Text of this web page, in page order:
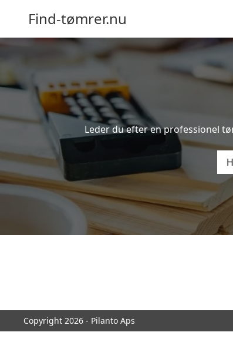
Find-tømrer.nu
Leder du efter en professionel
Copyright 2026 - Pilanto Aps